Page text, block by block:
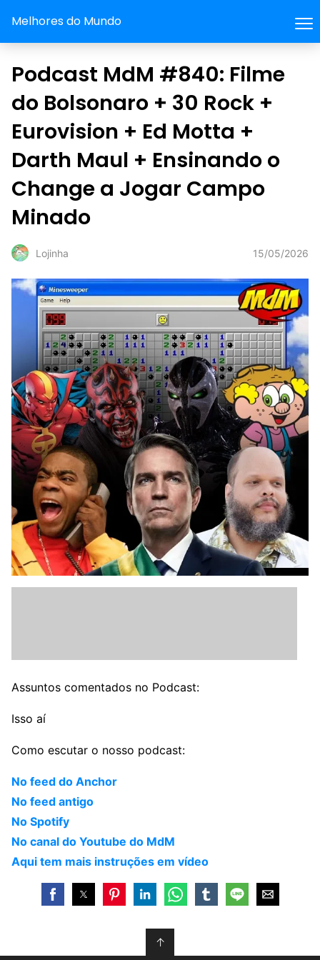
Melhores do Mundo
Podcast MdM #840: Filme
do Bolsonaro + 30 Rock +
Eurovision + Ed Motta +
Darth Maul + Ensinando o
Change a Jogar Campo
Minado
Lojinha 15/05/2026
Assuntos comentados no Podcast:
Isso aí
Como escutar o nosso podcast:
No feed do Anchor
No feed antigo
No Spotify
No canal do Youtube do MdM
Aqui tem mais instruções em vídeo
↑